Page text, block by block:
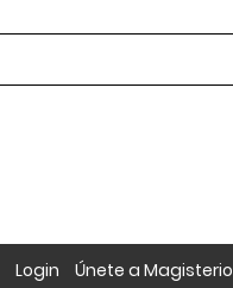
Login Únete a Magisterio